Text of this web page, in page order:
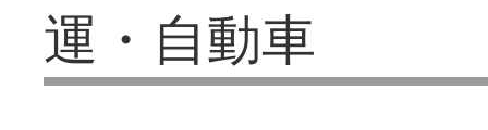
運・自動車